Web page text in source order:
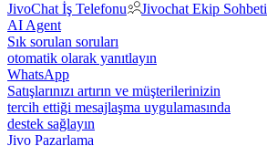
JivoChat İş Telefonu
Jivochat Ekip Sohbeti
AI Agent
Sık sorulan soruları
otomatik olarak yanıtlayın
WhatsApp
Satışlarınızı artırın ve müşterilerinizin
tercih ettiği mesajlaşma uygulamasında
destek sağlayın
Jivo Pazarlama